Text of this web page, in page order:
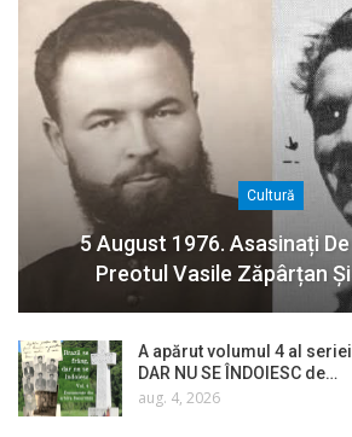
Cultură
5 August 1976. Asasinați
Preotul Vasile Zăpârțan
A apărut volumul 4 al seriei
DAR NU SE ÎNDOIESC de…
aug. 4, 2026